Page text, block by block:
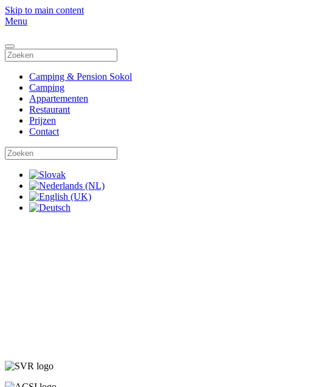
Skip to main content
Menu
Camping & Pension Sokol
Camping
Appartementen
Restaurant
Prijzen
Contact